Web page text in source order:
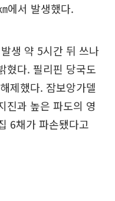
에서 발생했다.
생 약 5시간 뒤 쓰나
혔다. 필리핀 당국도
제했다. 잠보앙가델
진과 높은 파도의 영
6채가 파손됐다고